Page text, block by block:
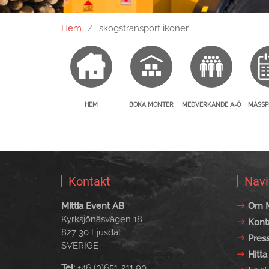
Hem skogstransport ikoner
HEM BOKA MONTER MEDVERKANDE A-Ö
Kontakt
Mittia Event AB
Kyrksjönäsvägen 18
827 30 Ljusdal
SVERIGE
Om